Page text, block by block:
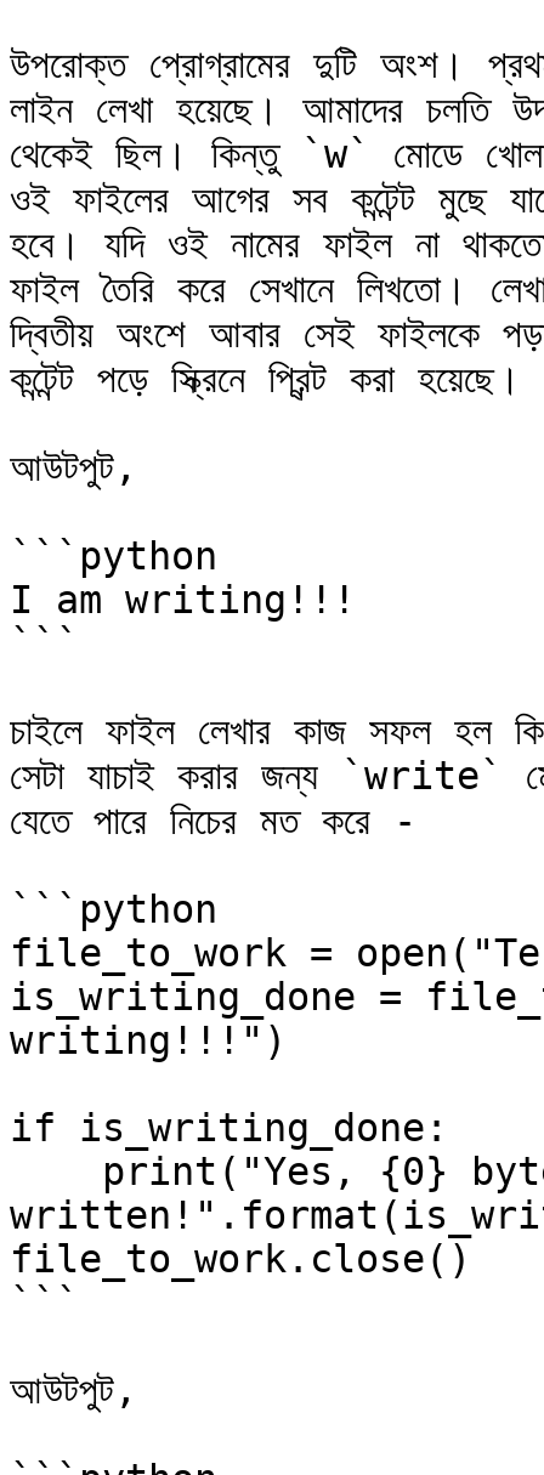
উপরোক্ত প্রোগ্রামের দুটি অংশ।
লাইন লেখা হয়েছে। আমাদের চলতি
থেকেই ছিল। কিন্তু `w` মোডে
ওই ফাইলের আগের সব কন্টেন্ট মুছে
হবে। যদি ওই নামের ফাইল না
ফাইল তৈরি করে সেখানে লিখতো।
দ্বিতীয় অংশে আবার সেই ফাইলকে
কন্টেন্ট পড়ে স্ক্রিনে প্রিন্ট করা হয়েছে।
আউটপুট,
```python
I am writing!!!
```
চাইলে ফাইল লেখার কাজ সফল হল
সেটা যাচাই করার জন্য `write`
যেতে পারে নিচের মত করে -
```python
file_to_work =
is_writing_done =
writing!!!")
if is_writing_done:
file_to_work.close()
```
আউটপুট,